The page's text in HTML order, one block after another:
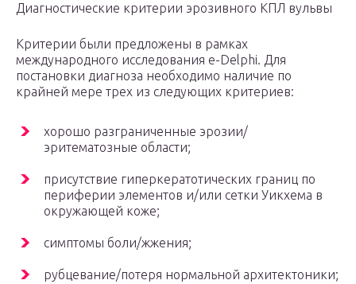
Диагностические критерии эрозивного КПЛ вульвы
Критерии были предложены в рамках
международного исследования e-Delphi. Для
постановки диагноза необходимо наличие по
крайней мере трех из следующих критериев:
хорошо разграниченные эрозии/
эритематозные области;
присутствие гиперкератотических границ по
периферии элементов и/или сетки Уикхема в
окружающей коже;
симптомы боли/жжения;
рубцевание/потеря нормальной архитектоники;